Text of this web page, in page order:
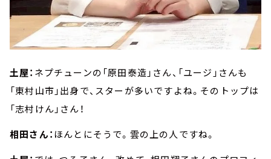
土屋： ネプチューンの「原田泰造」さん、「ユージ」さんも
「東村山市」出身で、スターが多いですよね。そのトップは
「志村けん」さん！
相田さん：ほんとにそうで。雲の上の人ですね。